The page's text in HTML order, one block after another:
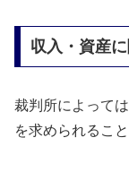
収入・資産
裁判所によっては
を求められるこ